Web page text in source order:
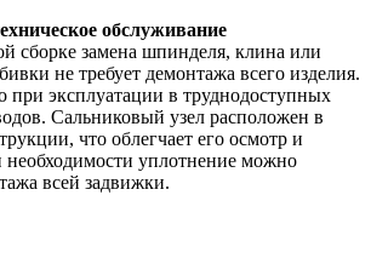
обслуживание
сборке замена шпинделя, клина или
не требует демонтажа всего изделия.
при эксплуатации в труднодоступных
Сальниковый узел расположен в
что облегчает его осмотр и
уплотнение можно
всей задвижки.